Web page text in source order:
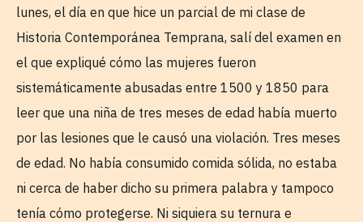
lunes, el día en que hice un parcial de mi clase de
Historia Contemporánea Temprana, salí del examen en
el que expliqué cómo las mujeres fueron
sistemáticamente abusadas entre 1500 y 1850 para
leer que una niña de tres meses de edad había muerto
por las lesiones que le causó una violación. Tres meses
de edad. No había consumido comida sólida, no estaba
ni cerca de haber dicho su primera palabra y tampoco
tenía cómo protegerse. Ni siquiera su ternura e